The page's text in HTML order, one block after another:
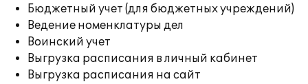
Бюджетный учет (для бюджетных учреждений)
Ведение номенклатуры дел
Воинский учет
Выгрузка расписания в личный кабинет
Выгрузка расписания на сайт